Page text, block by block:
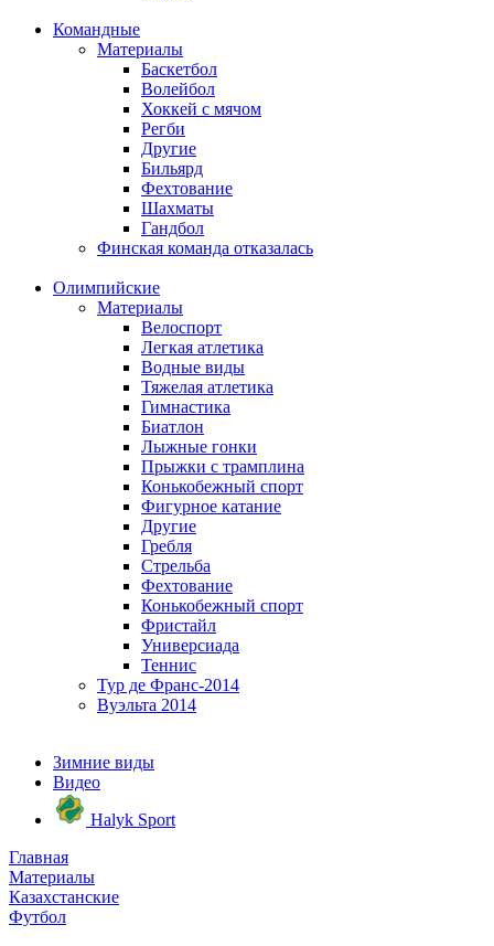
Командные
Материалы
Баскетбол
Волейбол
Хоккей с мячом
Регби
Другие
Бильярд
Фехтование
Шахматы
Гандбол
Финская команда отказалась
Олимпийские
Материалы
Велоспорт
Легкая атлетика
Водные виды
Тяжелая атлетика
Гимнастика
Биатлон
Лыжные гонки
Прыжки с трамплина
Конькобежный спорт
Фигурное катание
Другие
Гребля
Стрельба
Фехтование
Конькобежный спорт
Фристайл
Универсиада
Теннис
Тур де Франс-2014
Вуэльта 2014
Зимние виды
Видео
Halyk Sport
Главная
Материалы
Казахстанские
Футбол